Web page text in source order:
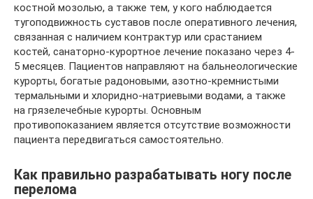
костной мозолью, а также тем, у кого наблюдается
тугоподвижность суставов после оперативного лечения,
связанная с наличием контрактур или срастанием
костей, санаторно-курортное лечение показано через 4-
5 месяцев. Пациентов направляют на бальнеологические
курорты, богатые радоновыми, азотно-кремнистыми
термальными и хлоридно-натриевыми водами, а также
на грязелечебные курорты. Основным
противопоказанием является отсутствие возможности
пациента передвигаться самостоятельно.
Как правильно разрабатывать ногу после
перелома